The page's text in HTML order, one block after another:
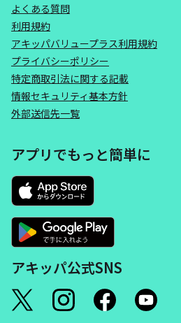
よくある質問
利用規約
アキッパバリュープラス利用規約
プライバシーポリシー
特定商取引法に関する記載
情報セキュリティ基本方針
外部送信先一覧
アプリでもっと簡単に
アキッパ公式SNS